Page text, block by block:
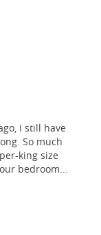
I still have
So much
king size
bedroom...